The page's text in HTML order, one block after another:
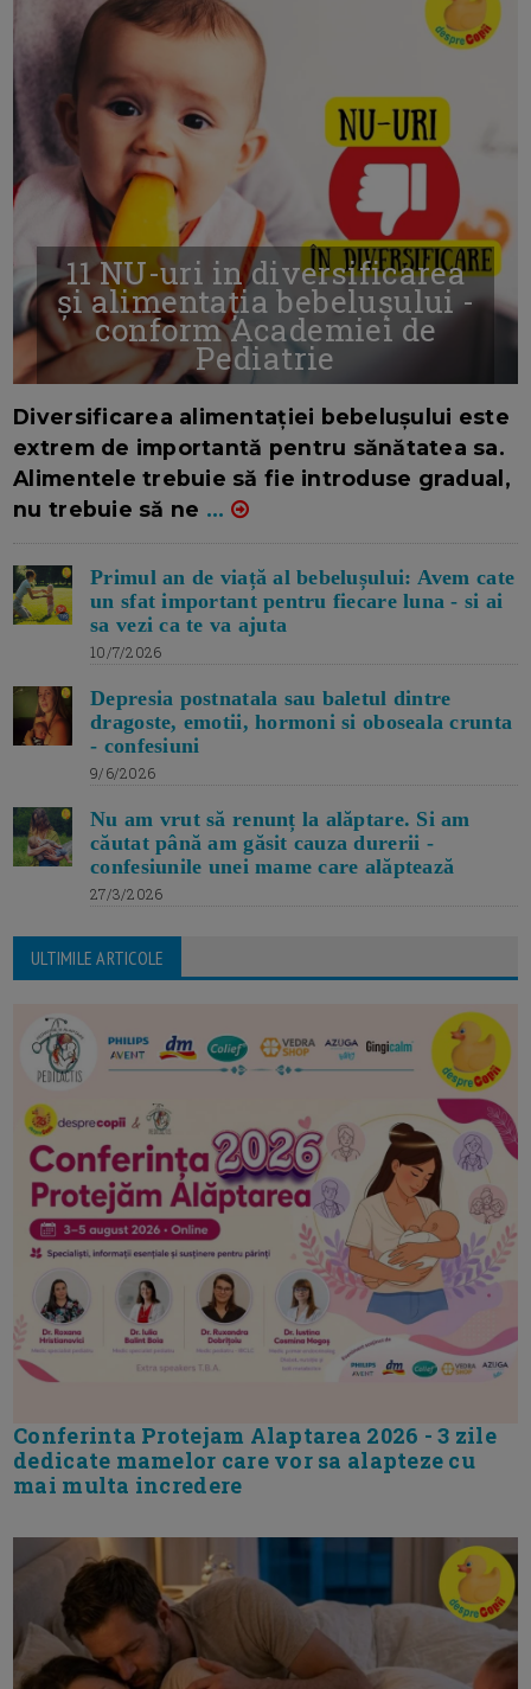
11 NU-uri in diversificarea
și alimentația bebelușului -
conform Academiei de
Pediatrie
Diversificarea alimentației bebelușului este
extrem de importantă pentru sănătatea sa.
Alimentele trebuie să fie introduse gradual,
nu trebuie să ne ...
Primul an de viață al bebelușului: Avem cate
un sfat important pentru fiecare luna - si ai
sa vezi ca te va ajuta
10/7/2026
Depresia postnatala sau baletul dintre
dragoste, emotii, hormoni si oboseala crunta
- confesiuni
9/6/2026
Nu am vrut să renunț la alăptare. Si am
căutat până am găsit cauza durerii -
confesiunile unei mame care alăptează
27/3/2026
ULTIMILE ARTICOLE
Conferinta Protejam Alaptarea 2026 - 3 zile
dedicate mamelor care vor sa alapteze cu
mai multa incredere